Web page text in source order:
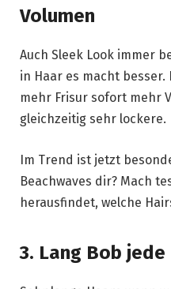
Volumen
Auch Sleek Look immer
in Haar es macht
mehr Frisur sofort mehr
gleichzeitig sehr lockere.
Im Trend ist jetzt
Beachwaves dir? Mach
herausfindet, welche
3. Lang Bob